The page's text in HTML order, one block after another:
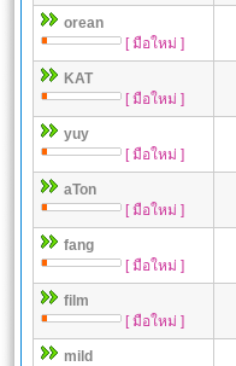
orean
[ มือใหม่ ]
KAT
[ มือใหม่ ]
yuy
[ มือใหม่ ]
aTon
[ มือใหม่ ]
fang
[ มือใหม่ ]
film
[ มือใหม่ ]
mild